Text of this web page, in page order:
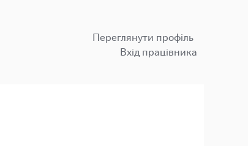
Переглянути профіль
Вхід працівника